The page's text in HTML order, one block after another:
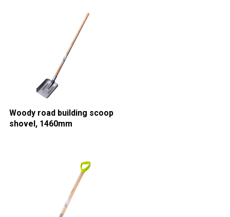
Woody road building scoop
shovel, 1460mm